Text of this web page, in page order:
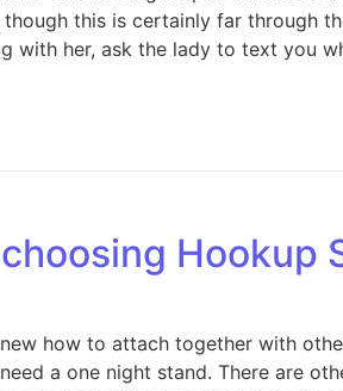
though this is certainly far
with her, ask the lady to text you
Hookup
how to attach together with
a one night stand. There are